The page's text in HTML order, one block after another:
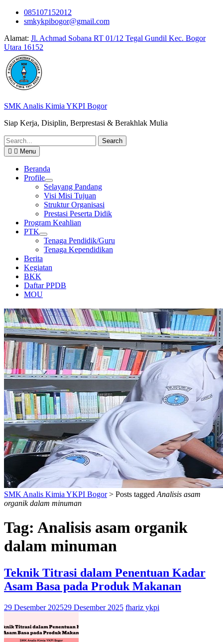
Skip
085107152012
smkykpibogor@gmail.com
Alamat: Jl. Achmad Sobana RT 01/12 Tegal Gundil Kec. Bogor
Utara 16152
SMK Analis Kimia YKPI Bogor
Siap Kerja, Disiplin, Berprestasi & Berakhlak Mulia
Search
for:
Menu
Beranda
Profile
Selayang Pandang
Visi Misi Tujuan
Struktur Organisasi
Prestasi Peserta Didik
Program Keahlian
PTK
Tenaga Pendidik/Guru
Tenaga Kependidikan
Berita
Kegiatan
BKK
Daftar PPDB
MOU
PERPUSTAKAAN
SMK Analis Kimia YKPI Bogor> Posts tagged Analisis asam
organik dalam minuman
Tag: Analisis asam organik
dalam minuman
Teknik Titrasi dalam Penentuan Kadar
Asam Basa pada Produk Makanan
29 Desember 202529 Desember 2025 fhariz ykpi